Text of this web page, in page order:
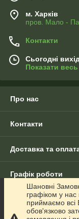
м. Харків
пров. Мало -
Контакти
Сьогодні
Показати
Про нас
Контакти
Доставка та
Графік роботи
Повна версія
Шановні
графіком у
приймаємо всі
обов'язково